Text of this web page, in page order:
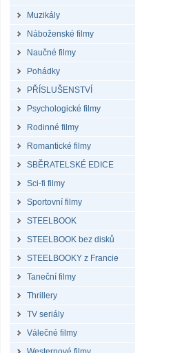
Muzikály
Náboženské filmy
Naučné filmy
Pohádky
PŘÍSLUŠENSTVÍ
Psychologické filmy
Rodinné filmy
Romantické filmy
SBĚRATELSKÉ EDICE
Sci-fi filmy
Sportovní filmy
STEELBOOK
STEELBOOK bez disků
STEELBOOKY z Francie
Taneční filmy
Thrillery
TV seriály
Válečné filmy